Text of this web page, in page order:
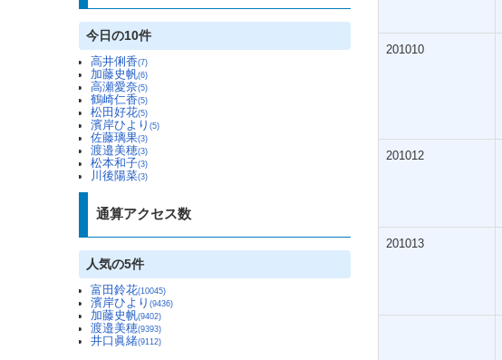
今日の10件
高井俐香(7)
加藤史帆(6)
高瀬愛奈(5)
鶴崎仁香(5)
松田好花(5)
濱岸ひより (5)
佐藤璃果(3)
渡邉美穂(3)
松本和子(3)
川後陽菜(3)
通算アクセス数
人気の5件
富田鈴花(10045)
濱岸ひより (9436)
加藤史帆(9402)
渡邉美穂(9393)
井口眞緒(9112)
201010
201012
201013